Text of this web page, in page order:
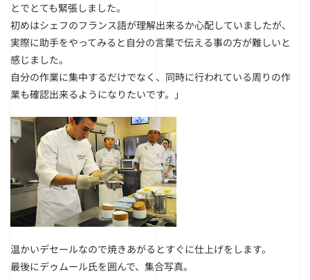
とでとても緊張しました。
初めはシェフのフランス語が理解出来るか心配していましたが、
実際に助手をやってみると自分の言葉で伝える事の方が難しいと
感じました。
自分の作業に集中するだけでなく、同時に行われている周りの作
業も確認出来るようになりたいです。」
温かいデセールなので焼きあがるとすぐに仕上げをします。
最後にデゥムール氏を囲んで、集合写真。